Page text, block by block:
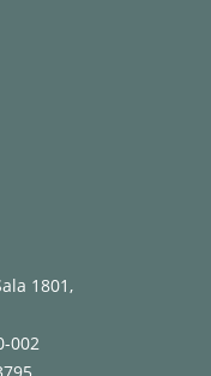
1801,
002